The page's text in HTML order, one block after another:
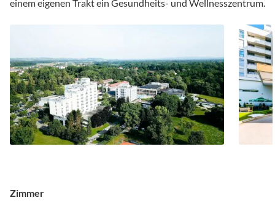
einem eigenen Trakt ein Gesundheits- und Wellnesszentrum.
Zimmer